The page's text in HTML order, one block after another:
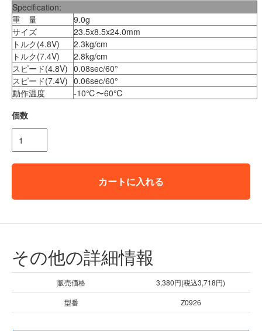
Specification:
重 量
9.0g
サイズ
23.5x8.5x24.0mm
トルク(4.8V)
2.3kg/cm
トルク(7.4V)
2.8kg/cm
スピード(4.8V) 0.08sec/60°
スピード(7.4V) 0.06sec/60°
動作温度
-10℃〜60℃
個数
カートに入れる
その他の詳細情報
販売価格
3,380円(税込3,718円)
型番
Z0926